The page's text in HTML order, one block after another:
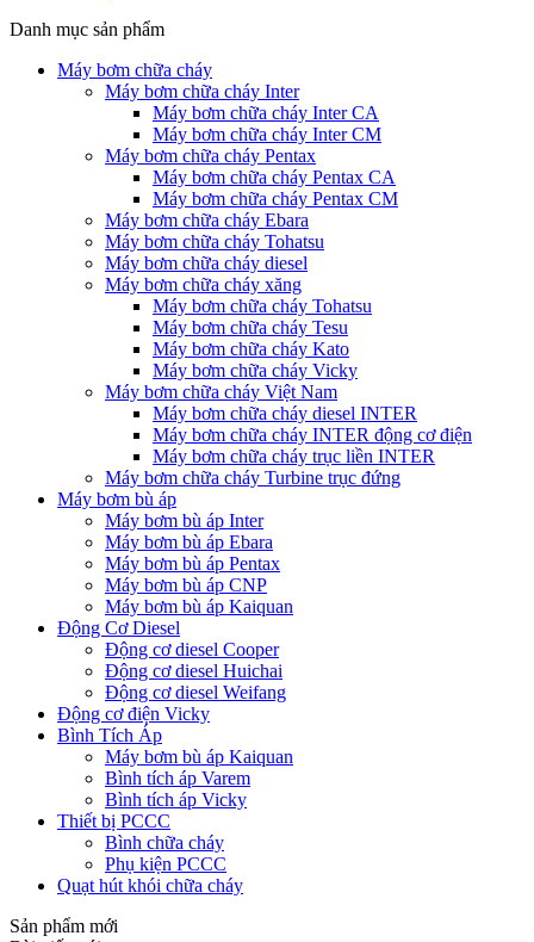
Danh mục sản phẩm
Máy bơm chữa cháy
Máy bơm chữa cháy Inter
Máy bơm chữa cháy Inter CA
Máy bơm chữa cháy Inter CM
Máy bơm chữa cháy Pentax
Máy bơm chữa cháy Pentax CA
Máy bơm chữa cháy Pentax CM
Máy bơm chữa cháy Ebara
Máy bơm chữa cháy Tohatsu
Máy bơm chữa cháy diesel
Máy bơm chữa cháy xăng
Máy bơm chữa cháy Tohatsu
Máy bơm chữa cháy Tesu
Máy bơm chữa cháy Kato
Máy bơm chữa cháy Vicky
Máy bơm chữa cháy Việt Nam
Máy bơm chữa cháy diesel INTER
Máy bơm chữa cháy INTER động cơ điện
Máy bơm chữa cháy trục liền INTER
Máy bơm chữa cháy Turbine trục đứng
Máy bơm bù áp
Máy bơm bù áp Inter
Máy bơm bù áp Ebara
Máy bơm bù áp Pentax
Máy bơm bù áp CNP
Máy bơm bù áp Kaiquan
Động Cơ Diesel
Động cơ diesel Cooper
Động cơ diesel Huichai
Động cơ diesel Weifang
Động cơ điện Vicky
Bình Tích Áp
Máy bơm bù áp Kaiquan
Bình tích áp Varem
Bình tích áp Vicky
Thiết bị PCCC
Bình chữa cháy
Phụ kiện PCCC
Quạt hút khói chữa cháy
Sản phẩm mới